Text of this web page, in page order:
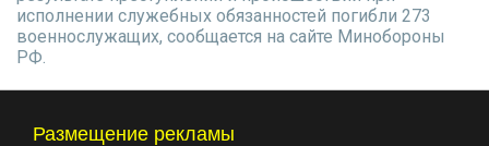
исполнении служебных обязанностей погибли 273
военнослужащих, сообщается на сайте Минобороны
РФ.
Размещение рекламы